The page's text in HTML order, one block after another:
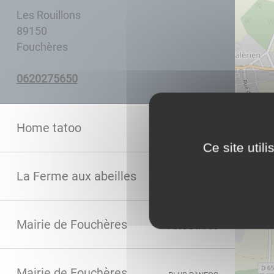
Les Rouillons
89150
Fouchères
0565720260
Home tatoo
La Ferme aux abeilles
Mairie de Fouchères PLUS D'INFOS
Ce site